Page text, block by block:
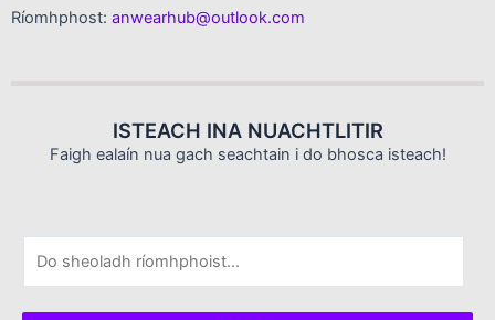
Ríomhphost: anwearhub@outlook.com
ISTEACH INA NUACHTLITIR
Faigh ealaín nua gach seachtain i do bhosca isteach!